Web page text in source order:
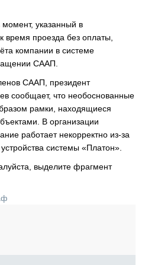
момент, указанный в
время проезда без оплаты,
компании в системе
СААП.
СААП, президент
сообщает, что необоснованные
рамки, находящиеся
В организации
работает некорректно из-за
системы «Платон».
выделите фрагмент